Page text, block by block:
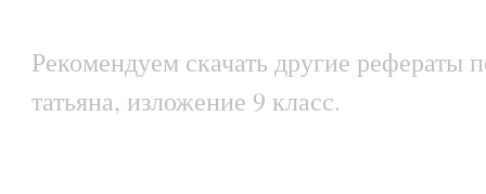
Рекомендуем скачать другие рефераты
татьяна, изложение 9 класс.